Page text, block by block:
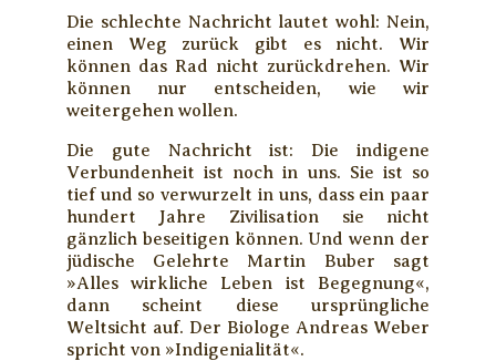
Die schlechte Nachricht lautet wohl: Nein,
einen Weg zurück gibt es nicht. Wir
können das Rad nicht zurückdrehen. Wir
können nur entscheiden, wie wir
weitergehen wollen.
Die gute Nachricht ist: Die indigene
Verbundenheit ist noch in uns. Sie ist so
tief und so verwurzelt in uns, dass ein paar
hundert Jahre Zivilisation sie nicht
gänzlich beseitigen können. Und wenn der
jüdische Gelehrte Martin Buber sagt
»Alles wirkliche Leben ist Begegnung«,
dann scheint diese ursprüngliche
Weltsicht auf. Der Biologe Andreas Weber
spricht von »Indigenialität«.